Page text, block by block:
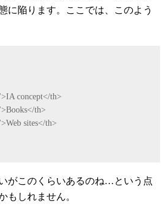
に陥ります。ここでは、このよう
concept</th>
th>
sites</th>
がこのくらいあるのね…という点
もしれません。